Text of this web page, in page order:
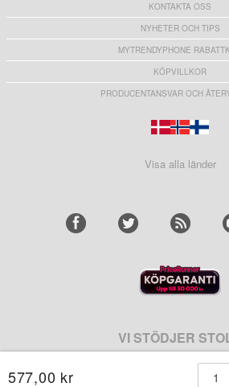
577,00 kr
KONTAKTA OSS
NYHETER OCH TIPS
MYTRENDYPHONE
KÖPVILLKOR
PRODUCENTANSVAR OCH
Visa alla länder
VI STÖDJER